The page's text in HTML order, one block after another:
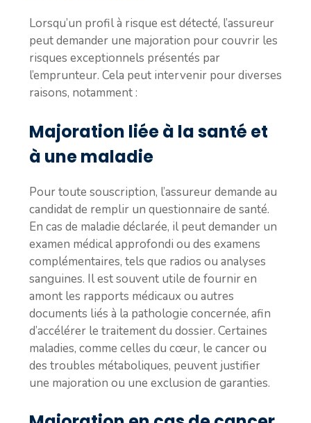
Lorsqu’un profil à risque est détecté, l’assureur
peut demander une majoration pour couvrir les
risques exceptionnels présentés par
l’emprunteur. Cela peut intervenir pour diverses
raisons, notamment :
Majoration liée à la santé et
à une maladie
Pour toute souscription, l’assureur demande au
candidat de remplir un questionnaire de santé.
En cas de maladie déclarée, il peut demander un
examen médical approfondi ou des examens
complémentaires, tels que radios ou analyses
sanguines. Il est souvent utile de fournir en
amont les rapports médicaux ou autres
documents liés à la pathologie concernée, afin
d’accélérer le traitement du dossier. Certaines
maladies, comme celles du cœur, le cancer ou
des troubles métaboliques, peuvent justifier
une majoration ou une exclusion de garanties.